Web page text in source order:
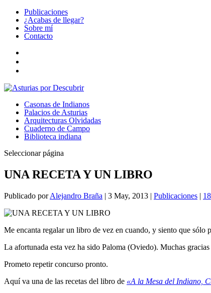
Publicaciones
¿Acabas de llegar?
Sobre mí
Contacto
Casonas de Indianos
Palacios de Asturias
Arquitecturas Olvidadas
Cuaderno de Campo
Biblioteca indiana
Seleccionar página
UNA RECETA Y UN LIBRO
Publicado porAlejandro Braña | 3 May, 2013 | Publicaciones | 18
Me encanta regalar un libro de vez en cuando, y siento que sólo
La afortunada esta vez ha sido Paloma (Oviedo). Muchas
Prometo repetir concurso pronto.
Aquí va una de las recetas del libro de «A la Mesa del Indiano,